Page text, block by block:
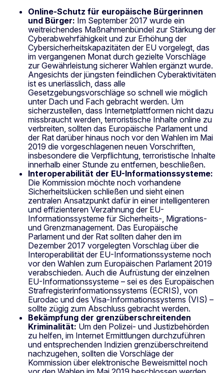
Online-Schutz für europäische Bürgerinnen
und Bürger: Im September 2017 wurde ein
weitreichendes Maßnahmenbündel zur Stärkung der
Cyberabwehrfähigkeit und zur Erhöhung der
Cybersicherheitskapazitäten der EU vorgelegt, das
im vergangenen Monat durch gezielte Vorschläge
zur Gewährleistung sicherer Wahlen ergänzt wurde.
Angesichts der jüngsten feindlichen Cyberaktivitäten
ist es unerlässlich, dass alle
Gesetzgebungsvorschläge so schnell wie möglich
unter Dach und Fach gebracht werden. Um
sicherzustellen, dass Internetplattformen nicht dazu
missbraucht werden, terroristische Inhalte online zu
verbreiten, sollten das Europäische Parlament und
der Rat darüber hinaus noch vor den Wahlen im Mai
2019 die vorgeschlagenen neuen Vorschriften,
insbesondere die Verpflichtung, terroristische Inhalte
innerhalb einer Stunde zu entfernen, beschließen.
Interoperabilität der EU-Informationssysteme:
Die Kommission möchte noch vorhandene
Sicherheitslücken schließen und sieht einen
zentralen Ansatzpunkt dafür in einer intelligenteren
und effizienteren Verzahnung der EU-
Informationssysteme für Sicherheits-, Migrations-
und Grenzmanagement. Das Europäische
Parlament und der Rat sollten daher den im
Dezember 2017 vorgelegten Vorschlag über die
Interoperabilität der EU-Informationssysteme noch
vor den Wahlen zum Europäischen Parlament 2019
verabschieden. Auch die Aufrüstung der einzelnen
EU-Informationssysteme – sei es des Europäischen
Strafregisterinformationssystems (ECRIS), von
Eurodac und des Visa-Informationssystems (VIS) –
sollte zügig zum Abschluss gebracht werden.
Bekämpfung der grenzüberschreitenden
Kriminalität: Um den Polizei- und Justizbehörden
zu helfen, im Internet Ermittlungen durchzuführen
und entsprechenden Indizien grenzüberschreitend
nachzugehen, sollten die Vorschläge der
Kommission über elektronische Beweismittel noch